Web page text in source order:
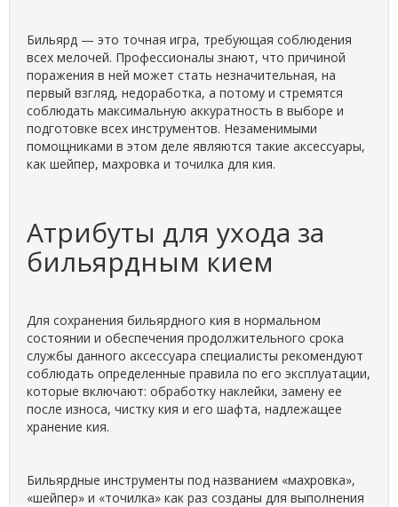
Бильярд — это точная игра, требующая соблюдения
всех мелочей. Профессионалы знают, что причиной
поражения в ней может стать незначительная, на
первый взгляд, недоработка, а потому и стремятся
соблюдать максимальную аккуратность в выборе и
подготовке всех инструментов. Незаменимыми
помощниками в этом деле являются такие аксессуары,
как шейпер, махровка и точилка для кия.
Атрибуты для ухода за
бильярдным кием
Для сохранения бильярдного кия в нормальном
состоянии и обеспечения продолжительного срока
службы данного аксессуара специалисты рекомендуют
соблюдать определенные правила по его эксплуатации,
которые включают: обработку наклейки, замену ее
после износа, чистку кия и его шафта, надлежащее
хранение кия.
Бильярдные инструменты под названием «махровка»,
«шейпер» и «точилка» как раз созданы для выполнения